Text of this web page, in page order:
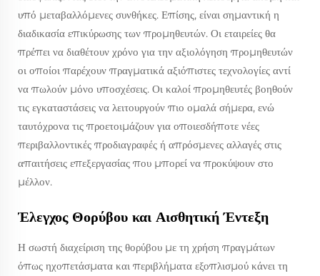
υπό μεταβαλλόμενες συνθήκες. Επίσης, είναι σημαντική η
διαδικασία επικύρωσης των προμηθευτών. Οι εταιρείες θα
πρέπει να διαθέτουν χρόνο για την αξιολόγηση προμηθευτών
οι οποίοι παρέχουν πραγματικά αξιόπιστες τεχνολογίες αντί
να πωλούν μόνο υποσχέσεις. Οι καλοί προμηθευτές βοηθούν
τις εγκαταστάσεις να λειτουργούν πιο ομαλά σήμερα, ενώ
ταυτόχρονα τις προετοιμάζουν για οποιεσδήποτε νέες
περιβαλλοντικές προδιαγραφές ή απρόσμενες αλλαγές στις
απαιτήσεις επεξεργασίας που μπορεί να προκύψουν στο
μέλλον.
Έλεγχος Θορύβου και Αισθητική Έντεξη
Η σωστή διαχείριση της θορύβου με τη χρήση πραγμάτων
όπως ηχοπετάσματα και περιβλήματα εξοπλισμού κάνει τη